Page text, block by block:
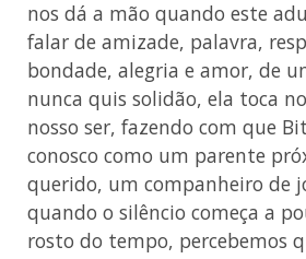
nos dá a mão quando este
falar de amizade, palavra,
bondade, alegria e amor, de
nunca quis solidão, ela toca
nosso ser, fazendo com que
conosco como um parente
querido, um companheiro de
quando o silêncio começa a
rosto do tempo, percebemos